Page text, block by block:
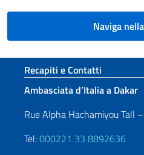
Naviga
Sezione footer
Recapiti e Contatti
Ambasciata d’Italia a Dakar
Rue Alpha Hachamiyou Tall
Tel:000221 33 8892636